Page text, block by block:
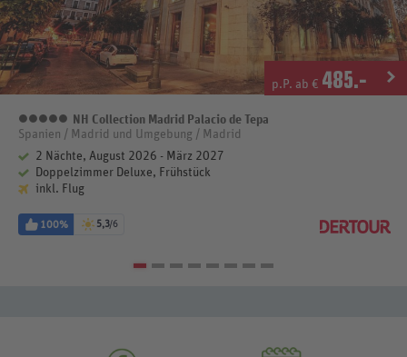
p.P. ab € 485.-
5 Sterne
NH Collection Madrid Palacio de Tepa
Spanien / Madrid und Umgebung / Madrid
2 Nächte, August 2026 - März 2027
Doppelzimmer Deluxe, Frühstück
inkl. Flug
100% 5,3/6